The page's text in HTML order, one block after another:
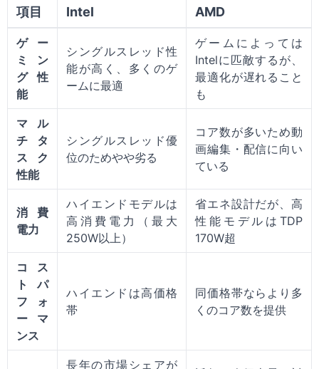
項目 Intel AMD
ゲー
ミン
グ性
能
シングルスレッド性
能が高く、多くのゲ
ームに最適
ゲームによっては
Intelに匹敵するが、
最適化が遅れること
も
マル
チタ
スク
性能
シングルスレッド優
位のためやや劣る
コア数が多いため動
画編集・配信に向い
ている
消費
電力
ハイエンドモデルは
高消費電力（最大
250W以上）
省エネ設計だが、高
性能モデルはTDP
170W超
コス
トパ
フォ
ーマ
ンス
ハイエンドは高価格
帯
同価格帯ならより多
くのコア数を提供
長年の市場シェアが